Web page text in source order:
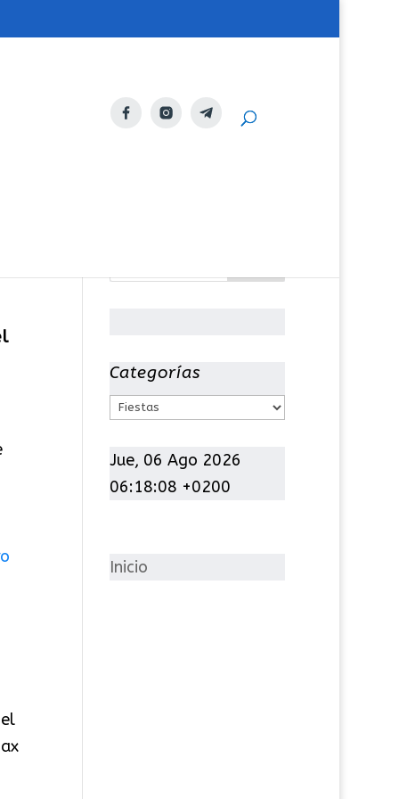
Categorías
C
t
e
r
Jue, 06 Ago 2026
06:18:09 +0200
Inicio